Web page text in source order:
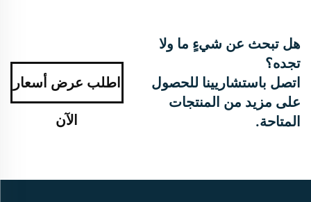
هل تبحث عن شيءٍ ما ولا
تجده؟
اتصل باستشاريينا للحصول
على مزيد من المنتجات
المتاحة.
اطلب عرض أسعار
الآن